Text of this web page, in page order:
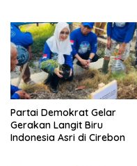
Partai Demokrat Gelar
Gerakan Langit Biru
Indonesia Asri di Cirebon